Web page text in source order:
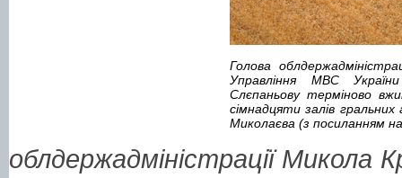
Голова
Управління МВС
Слєпаньову терміново
сімнадцяти залів
Миколаєва (з посиланням
облдержадміністрації Микола